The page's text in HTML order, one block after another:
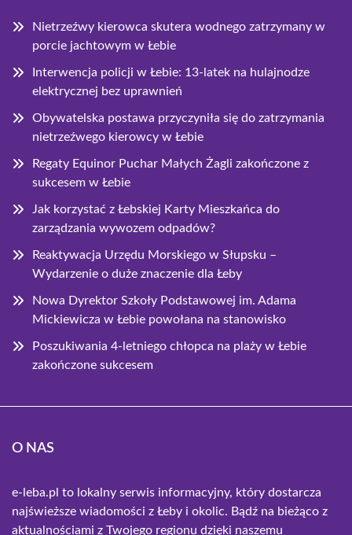
Nietrzeźwy kierowca skutera wodnego zatrzymany w
porcie jachtowym w Łebie
Interwencja policji w Łebie: 13-latek na hulajnodze
elektrycznej bez uprawnień
Obywatelska postawa przyczyniła się do zatrzymania
nietrzeźwego kierowcy w Łebie
Regaty Equinor Puchar Małych Żagli zakończone z
sukcesem w Łebie
Jak korzystać z Łebskiej Karty Mieszkańca do
zarządzania wywozem odpadów?
Reaktywacja Urzędu Morskiego w Słupsku –
Wydarzenie o duże znaczenie dla Łeby
Nowa Dyrektor Szkoły Podstawowej im. Adama
Mickiewicza w Łebie powołana na stanowisko
Poszukiwania 4-letniego chłopca na plaży w Łebie
zakończone sukcesem
O NAS
e-leba.pl to lokalny serwis informacyjny, który dostarcza
najświeższe wiadomości z Łeby i okolic. Bądź na bieżąco z
aktualnościami z Twojego regionu dzięki naszemu